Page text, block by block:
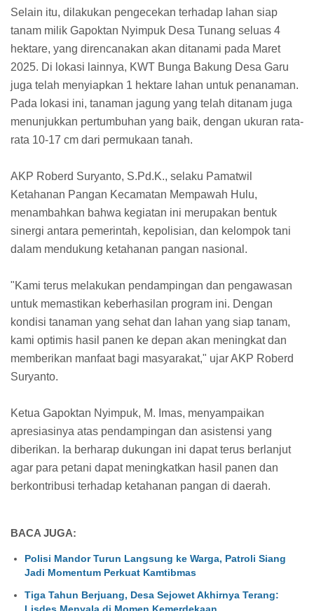
Selain itu, dilakukan pengecekan terhadap lahan siap
tanam milik Gapoktan Nyimpuk Desa Tunang seluas 4
hektare, yang direncanakan akan ditanami pada Maret
2025. Di lokasi lainnya, KWT Bunga Bakung Desa Garu
juga telah menyiapkan 1 hektare lahan untuk penanaman.
Pada lokasi ini, tanaman jagung yang telah ditanam juga
menunjukkan pertumbuhan yang baik, dengan ukuran rata-
rata 10-17 cm dari permukaan tanah.
AKP Roberd Suryanto, S.Pd.K., selaku Pamatwil
Ketahanan Pangan Kecamatan Mempawah Hulu,
menambahkan bahwa kegiatan ini merupakan bentuk
sinergi antara pemerintah, kepolisian, dan kelompok tani
dalam mendukung ketahanan pangan nasional.
"Kami terus melakukan pendampingan dan pengawasan
untuk memastikan keberhasilan program ini. Dengan
kondisi tanaman yang sehat dan lahan yang siap tanam,
kami optimis hasil panen ke depan akan meningkat dan
memberikan manfaat bagi masyarakat," ujar AKP Roberd
Suryanto.
Ketua Gapoktan Nyimpuk, M. Imas, menyampaikan
apresiasinya atas pendampingan dan asistensi yang
diberikan. Ia berharap dukungan ini dapat terus berlanjut
agar para petani dapat meningkatkan hasil panen dan
berkontribusi terhadap ketahanan pangan di daerah.
BACA JUGA:
Polisi Mandor Turun Langsung ke Warga, Patroli Siang
Jadi Momentum Perkuat Kamtibmas
Tiga Tahun Berjuang, Desa Sejowet Akhirnya Terang: